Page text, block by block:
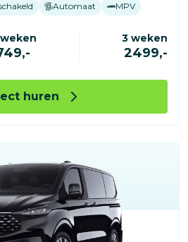
Automaat MPV
3 weken
2499,-
huren